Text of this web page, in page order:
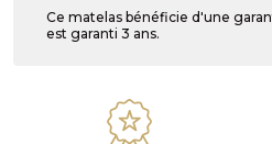
Ce matelas bénéficie d'une
est garanti 3 ans.